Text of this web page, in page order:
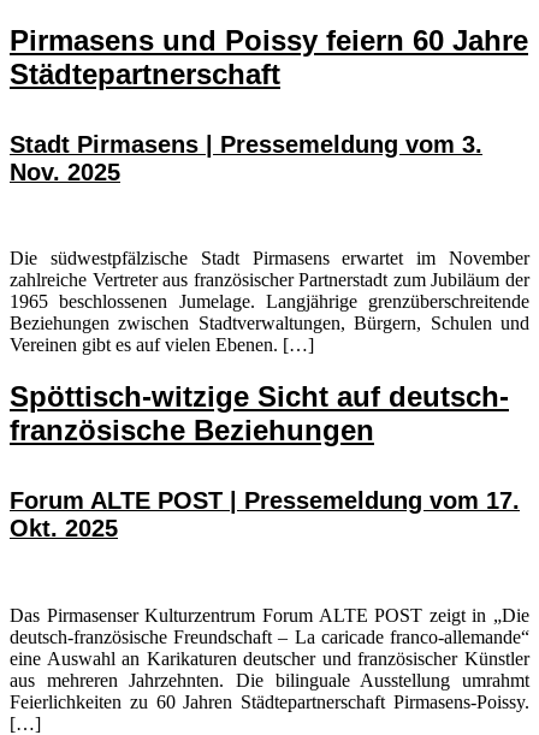
Pirmasens und Poissy feiern 60 Jahre
Städtepartnerschaft
Stadt Pirmasens | Pressemeldung vom 3.
Nov. 2025
Die südwestpfälzische Stadt Pirmasens erwartet im November
zahlreiche Vertreter aus französischer Partnerstadt zum Jubiläum der
1965 beschlossenen Jumelage. Langjährige grenzüberschreitende
Beziehungen zwischen Stadtverwaltungen, Bürgern, Schulen und
Vereinen gibt es auf vielen Ebenen. […]
Spöttisch-witzige Sicht auf deutsch-
französische Beziehungen
Forum ALTE POST | Pressemeldung vom 17.
Okt. 2025
Das Pirmasenser Kulturzentrum Forum ALTE POST zeigt in „Die
deutsch-französische Freundschaft – La caricade franco-allemande“
eine Auswahl an Karikaturen deutscher und französischer Künstler
aus mehreren Jahrzehnten. Die bilinguale Ausstellung umrahmt
Feierlichkeiten zu 60 Jahren Städtepartnerschaft Pirmasens-Poissy.
[…]